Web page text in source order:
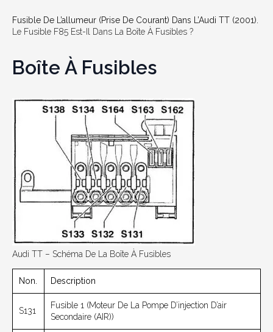
Fusible De L’allumeur (prise De Courant) Dans L’Audi TT (2001).
Le Fusible F85 Est-Il Dans La Boîte À Fusibles ?
Boîte À Fusibles
Audi TT – Schéma De La Boîte À Fusibles
Non. Description
S131
Fusible 1 (moteur De La Pompe D’injection D’air
Secondaire (AIR))